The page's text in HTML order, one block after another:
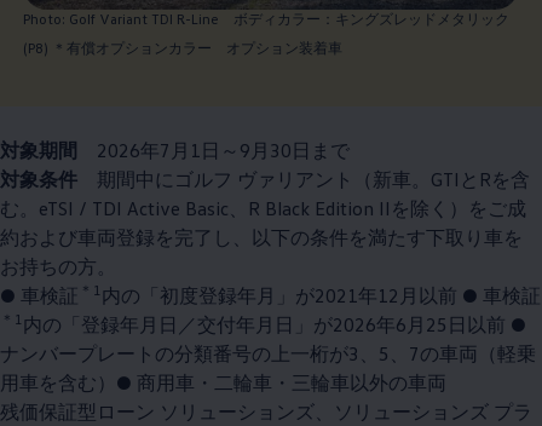
Photo: Golf Variant TDI R-Line ボディカラー：キングズレッドメタリック
(P8) ＊有償オプションカラー オプション装着車
対象期間 2026年7月1日～9月30日まで
対象条件 期間中にゴルフ ヴァリアント（新車。GTIとRを含
む。eTSI / TDI Active Basic、R Black Edition IIを除く）をご成
約および車両登録を完了し、以下の条件を満たす下取り車を
お持ちの方。
● 車検証 ＊1 内の「初度登録年月」が2021年12月以前 ● 車検証
＊1 内の「登録年月日／交付年月日」が2026年6月25日以前 ●
ナンバープレートの分類番号の上一桁が3、5、7の車両（軽乗
用車を含む）● 商用車・二輪車・三輪車以外の車両
残価保証型ローン ソリューションズ、ソリューションズ プラ